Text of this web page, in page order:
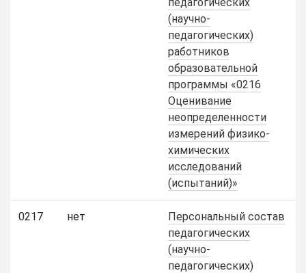
(научно-
педагогических)
работников
образовательной
программы «0216
Оценивание
неопределенности
измерений физико-
химических
исследований
(испытаний)»
0217 нет
Персональный состав
педагогических
(научно-
педагогических)